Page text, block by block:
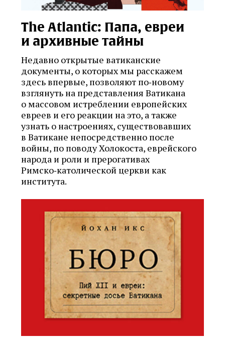
The Atlantic: Папа, евреи
и архивные тайны
Недавно открытые ватиканские
документы, о которых мы расскажем
здесь впервые, позволяют по‑новому
взглянуть на представления Ватикана
о массовом истреблении европейских
евреев и его реакции на это, а также
узнать о настроениях, существовавших
в Ватикане непосредственно после
войны, по поводу Холокоста, еврейского
народа и роли и прерогативах
Римско‑католической церкви как
института.